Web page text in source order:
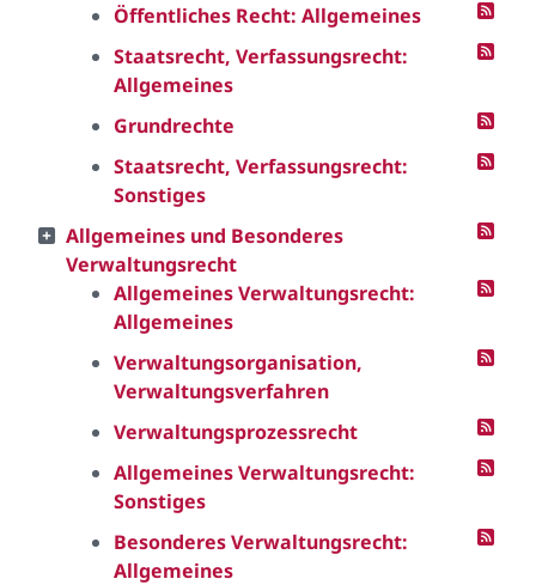
Öffentliches Recht: Allgemeines
Staatsrecht, Verfassungsrecht:
Allgemeines
Grundrechte
Staatsrecht, Verfassungsrecht:
Sonstiges
Allgemeines und Besonderes
Verwaltungsrecht
Allgemeines Verwaltungsrecht:
Allgemeines
Verwaltungsorganisation,
Verwaltungsverfahren
Verwaltungsprozessrecht
Allgemeines Verwaltungsrecht:
Sonstiges
Besonderes Verwaltungsrecht:
Allgemeines